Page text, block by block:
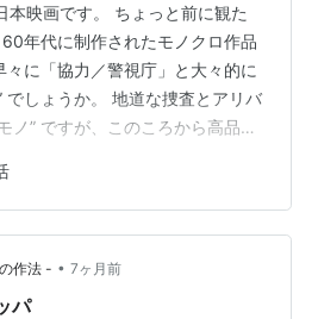
本映画です。 ちょっと前に観た
60年代に制作されたモノクロ作品
に「協力／警視庁」と大々的に
でしょうか。 地道な捜査とアリバ
ノ” ですが、このころから高品格
ンは “芝居がかった大仰な演出”
こういった作品が娯楽の中心だ
気がします。 アリバイ 二谷英明
作法 - • 7ヶ月前
パ